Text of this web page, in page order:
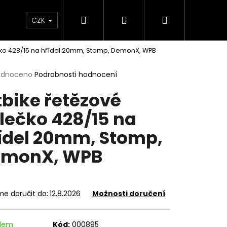
& Maziva Příslušenství Dárkové
CZK Hledat PřihlášeníNákupní
428/15 na hřídel 20mm, Stomp, DemonX, WPB
Podrobnosti hodnocení
řetězové
428/15 na
20mm, Stomp,
WPB
doručit do: 12.8.2026 Možnosti doručení
Kód: 000895